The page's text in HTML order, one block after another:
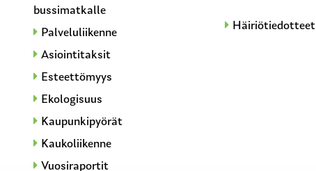
bussimatkalle
Palveluliikenne
Asiointitaksit
Esteettömyys
Ekologisuus
Kaupunkipyörät
Kaukoliikenne
Vuosiraportit
Häiriötiedotteet